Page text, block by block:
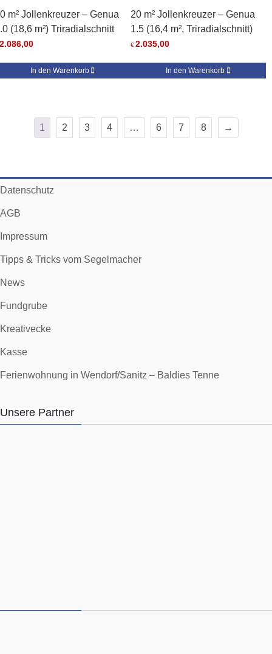
m² Jollenkreuzer – Genua
(18,6 m²) Triradialschnitt
In den Warenkorb
20 m² Jollenkreuzer – Genua
1.5 (16,4 m², Triradialschnitt)
€ 2.035,00
In den Warenkorb
1 2 3 4 … 6 7 8 →
Datenschutz
AGB
Impressum
Tipps & Tricks vom Segelmacher
News
Fundgrube
Kreativecke
Kasse
Ferienwohnung in Wendorf/Sanitz – Baldies Tenne
Unsere Partner